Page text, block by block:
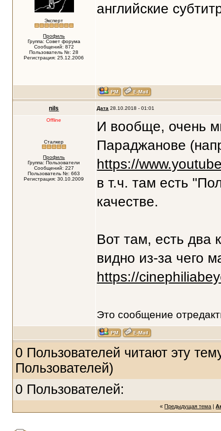
Эксперт
Профиль
Группа: Совет форума
Сообщений: 872
Пользователь №: 28
Регистрация: 25.12.2006
английские
nils Дата 28.10.2018 - 01:01
Offline
Сталкер
Профиль
Группа: Пользователи
Сообщений: 227
Пользователь №: 663
Регистрация: 30.10.2009
И вообще, очень
Параджанове
https://
в т.ч. там есть
качестве.
Вот там, есть два
видно из-за чего
https://
Это сообщение
0 Пользователей читают эту
Пользователей)
0 Пользователей:
«Предыдущая тема |